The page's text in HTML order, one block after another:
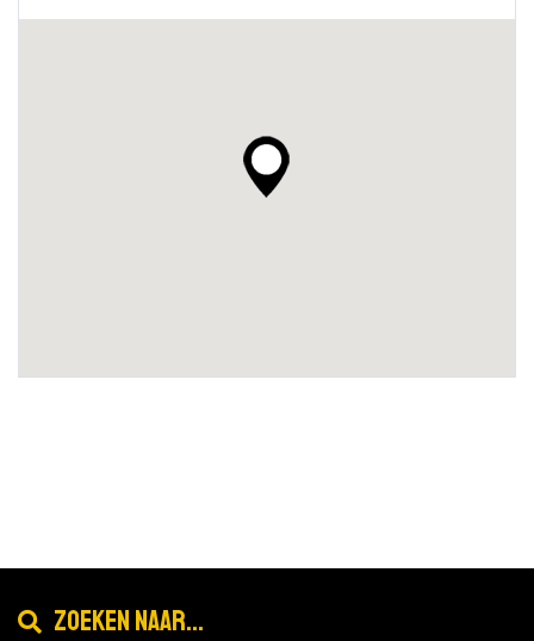
Zoeken naar...